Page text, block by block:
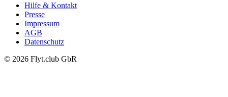
Hilfe & Kontakt
Presse
Impressum
AGB
Datenschutz
© 2026 Flyt.club GbR